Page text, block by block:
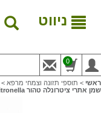
ניווט
0
ראשי > תוספי תזונה וצמחי מרפא >
שמן אתרי ציטרונלה טהור Cymbopogon Nardus Citronella